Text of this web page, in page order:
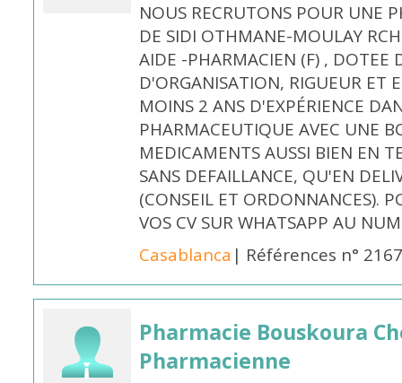
NOUS RECRUTONS POUR UNE
DE SIDI OTHMANE-MOULAY
AIDE -PHARMACIEN (F) , DOTEE
D'ORGANISATION, RIGUEUR ET
MOINS 2 ANS D'EXPÉRIENCE
PHARMACEUTIQUE AVEC UNE
MEDICAMENTS AUSSI BIEN EN
SANS DEFAILLANCE, QU'EN
(CONSEIL ET ORDONNANCES).
VOS CV SUR WHATSAPP AU
Casablanca | Références n°
Pharmacie Bouskoura
Pharmacienne